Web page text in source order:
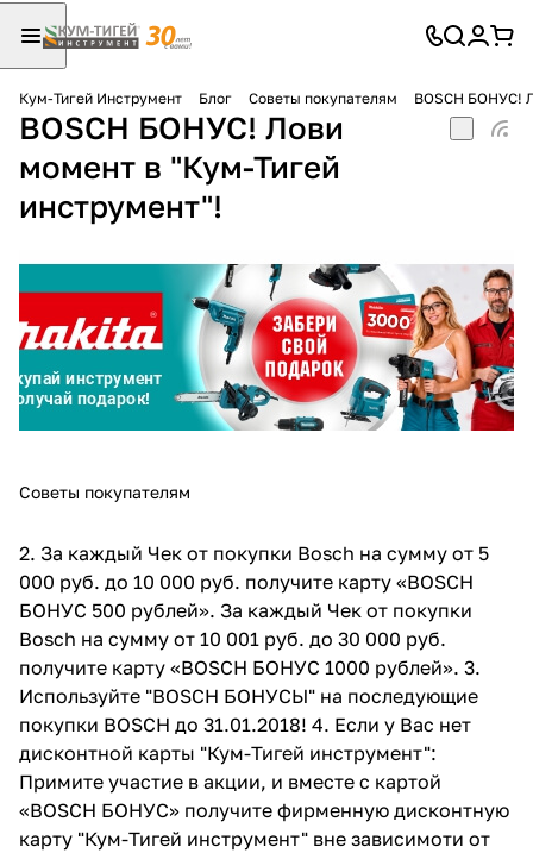
Кум-Тигей Инструмент Блог Советы покупателям BOSCH БОНУС!
BOSCH БОНУС! Лови
момент в "Кум-Тигей
инструмент"!
Советы покупателям
2. За каждый Чек от покупки Bosch на сумму от 5
000 руб. до 10 000 руб. получите карту «BOSCH
БОНУС 500 рублей». За каждый Чек от покупки
Bosch на сумму от 10 001 руб. до 30 000 руб.
получите карту «BOSCH БОНУС 1000 рублей». 3.
Используйте "BOSCH БОНУСЫ" на последующие
покупки BOSCH до 31.01.2018! 4. Если у Вас нет
дисконтной карты "Кум-Тигей инструмент":
Примите участие в акции, и вместе с картой
«BOSCH БОНУС» получите фирменную дисконтную
карту "Кум-Тигей инструмент" вне зависимоти от
Для клиентов всех банков
Разбейте
оплату
на части
без переплат
График платежей
Добавляйте товары
в корзину
Оплачивайте сегодня только
25% картой любого банка
Получайте товар
выбранный способом